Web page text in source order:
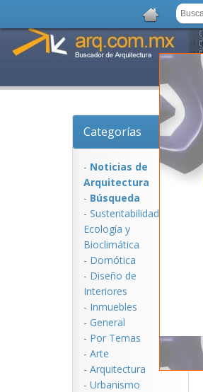
Categorías
- Noticias de
Arquitectura
- Búsqueda
- Sustentabilidad,
Ecologí­a y
Bioclimática
- Domótica
- Diseño de
Interiores
- Inmuebles
- General
- Por Temas
- Arte
- Arquitectura
- Urbanismo